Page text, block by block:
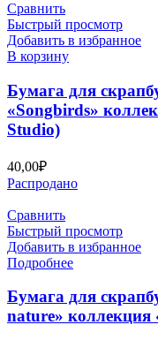
Сравнить
Быстрый просмотр
Добавить в избранное
В корзину
Бумага для
«Songbirds»
Studio)
40,00₽
Распродано
Сравнить
Быстрый просмотр
Добавить в избранное
Подробнее
Бумага для
nature» коллекция